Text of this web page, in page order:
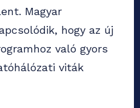
Magyar
hogy az új
való gyors
viták